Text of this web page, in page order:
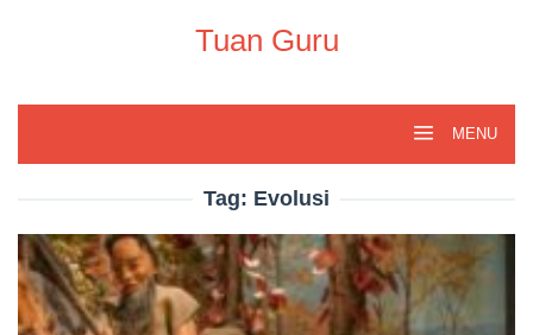
Tuan Guru
MENU
Tag: Evolusi